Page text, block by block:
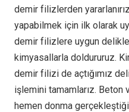
demir filizlerden
yapabilmek için ilk olarak
demir filizlere uygun
kimyasallarla doldururuz.
demir filizi de açtığımız
işlemini tamamlarız.
hemen donma